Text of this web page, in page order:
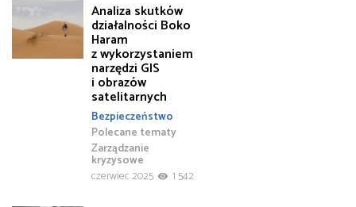
Analiza skutków
działalności Boko
Haram
z wykorzystaniem
narzędzi GIS
i obrazów
satelitarnych
Bezpieczeństwo
Polecane tematy
Zarządzanie
kryzysowe
czerwiec 2025
1 542